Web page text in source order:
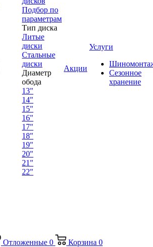
Подбор по
параметрам
Тип диска
Литые
диски
Стальные
диски
Диаметр
обода
13"
14"
15"
16"
17"
18"
19"
20"
21"
22"
Акции
Услуги
Сезонное
хранение
Отложенные 0 Корзина 0